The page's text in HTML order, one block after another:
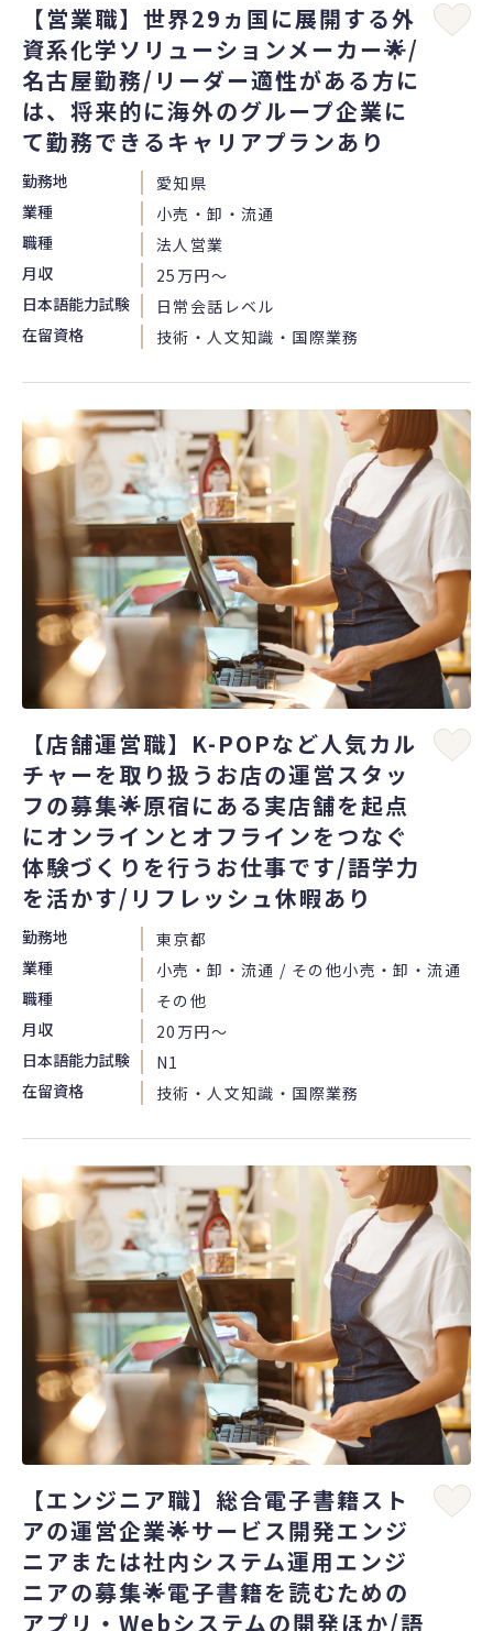
【営業職】世界29ヵ国に展開する外
資系化学ソリューションメーカー🌟/
名古屋勤務/リーダー適性がある方に
は、将来的に海外のグループ企業に
て勤務できるキャリアプランあり
勤務地
愛知県
業種
小売・卸・流通
職種
法人営業
月収
25万円〜
日本語能力試験
日常会話レベル
在留資格
技術・人文知識・国際業務
【店舗運営職】K-POPなど人気カル
チャーを取り扱うお店の運営スタッ
フの募集🌟原宿にある実店舗を起点
にオンラインとオフラインをつなぐ
体験づくりを行うお仕事です/語学力
を活かす/リフレッシュ休暇あり
勤務地
東京都
業種
小売・卸・流通 / その他小売・卸・流通
職種
その他
月収
20万円〜
日本語能力試験
N1
在留資格
技術・人文知識・国際業務
【エンジニア職】総合電子書籍スト
アの運営企業🌟サービス開発エンジ
ニアまたは社内システム運用エンジ
ニアの募集🌟電子書籍を読むための
アプリ・Webシステムの開発ほか/語